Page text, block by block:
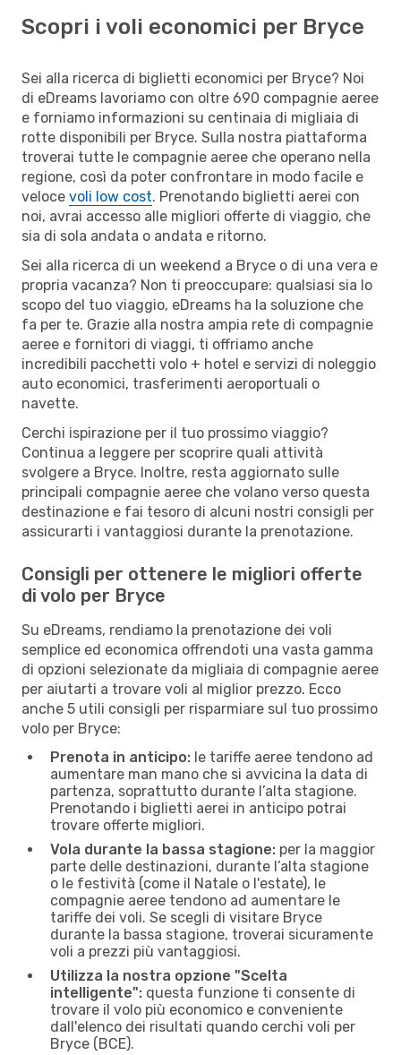
Scopri i voli economici per Bryce
Sei alla ricerca di biglietti economici per Bryce? Noi
di eDreams lavoriamo con oltre 690 compagnie aeree
e forniamo informazioni su centinaia di migliaia di
rotte disponibili per Bryce. Sulla nostra piattaforma
troverai tutte le compagnie aeree che operano nella
regione, così da poter confrontare in modo facile e
veloce voli low cost. Prenotando biglietti aerei con
noi, avrai accesso alle migliori offerte di viaggio, che
sia di sola andata o andata e ritorno.
Sei alla ricerca di un weekend a Bryce o di una vera e
propria vacanza? Non ti preoccupare: qualsiasi sia lo
scopo del tuo viaggio, eDreams ha la soluzione che
fa per te. Grazie alla nostra ampia rete di compagnie
aeree e fornitori di viaggi, ti offriamo anche
incredibili pacchetti volo + hotel e servizi di noleggio
auto economici, trasferimenti aeroportuali o
navette.
Cerchi ispirazione per il tuo prossimo viaggio?
Continua a leggere per scoprire quali attività
svolgere a Bryce. Inoltre, resta aggiornato sulle
principali compagnie aeree che volano verso questa
destinazione e fai tesoro di alcuni nostri consigli per
assicurarti i vantaggiosi durante la prenotazione.
Consigli per ottenere le migliori offerte
di volo per Bryce
Su eDreams, rendiamo la prenotazione dei voli
semplice ed economica offrendoti una vasta gamma
di opzioni selezionate da migliaia di compagnie aeree
per aiutarti a trovare voli al miglior prezzo. Ecco
anche 5 utili consigli per risparmiare sul tuo prossimo
volo per Bryce:
Prenota in anticipo: le tariffe aeree tendono ad
aumentare man mano che si avvicina la data di
partenza, soprattutto durante l’alta stagione.
Prenotando i biglietti aerei in anticipo potrai
trovare offerte migliori.
Vola durante la bassa stagione: per la maggior
parte delle destinazioni, durante l’alta stagione
o le festività (come il Natale o l'estate), le
compagnie aeree tendono ad aumentare le
tariffe dei voli. Se scegli di visitare Bryce
durante la bassa stagione, troverai sicuramente
voli a prezzi più vantaggiosi.
Utilizza la nostra opzione "Scelta
intelligente": questa funzione ti consente di
trovare il volo più economico e conveniente
dall'elenco dei risultati quando cerchi voli per
Bryce (BCE).